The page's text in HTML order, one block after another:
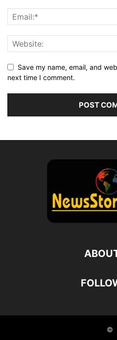
Save my name, email, and
next time I comment.
©